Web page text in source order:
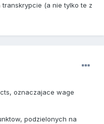
(a nie tylko te z
oznaczajace wage
podzielonych na